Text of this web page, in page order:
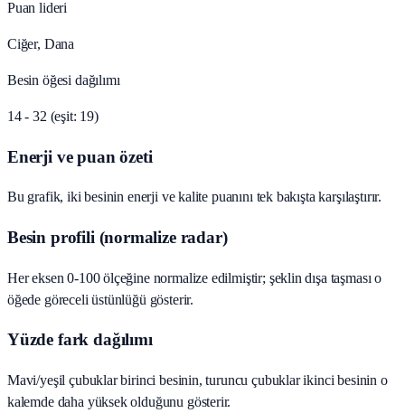
Puan lideri
Ciğer, Dana
Besin öğesi dağılımı
14 - 32 (eşit: 19)
Enerji ve puan özeti
Bu grafik, iki besinin enerji ve kalite puanını tek bakışta karşılaştırır.
Besin profili (normalize radar)
Her eksen 0-100 ölçeğine normalize edilmiştir; şeklin dışa taşması o
öğede göreceli üstünlüğü gösterir.
Yüzde fark dağılımı
Mavi/yeşil çubuklar birinci besinin, turuncu çubuklar ikinci besinin o
kalemde daha yüksek olduğunu gösterir.